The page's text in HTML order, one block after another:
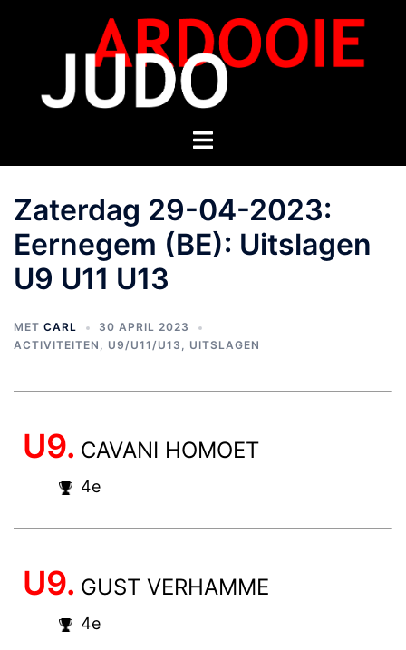
Zaterdag 29-04-2023:
Eernegem (BE): Uitslagen
U9 U11 U13
MET CARL
30 APRIL 2023
ACTIVITEITEN , U9/U11/U13 , UITSLAGEN
U9. CAVANI HOMOET
4e
U9. GUST VERHAMME
4e